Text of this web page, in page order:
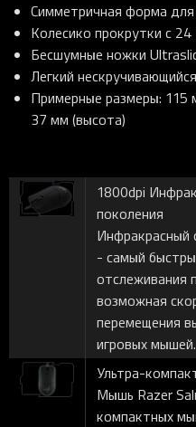
Симметричная форма
Колесико прокрутки с
Бесшумные ножки
Легкий
Примерные размеры: 115
37 мм (высота)
1800dpi
поколения
Инфракрасный
- самый
отслеживания
возможная
перемещения
игровых мышей.
Ультра-
Мышь Razer
компактных